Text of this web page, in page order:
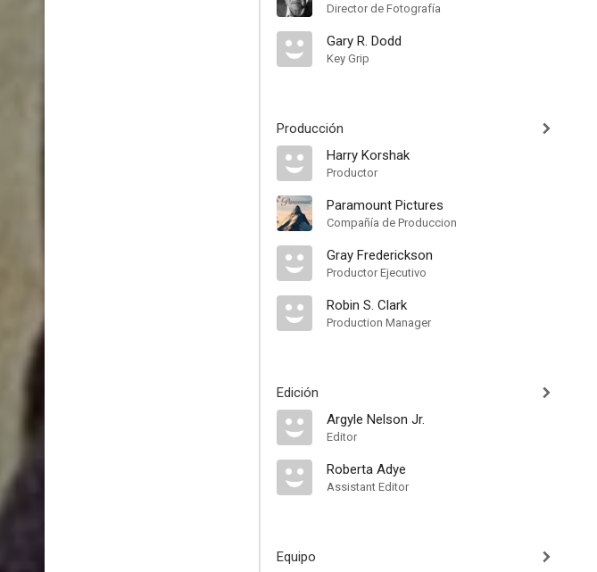
Director de Fotografía
Gary R. Dodd
Key Grip
Producción
Harry Korshak
Productor
Paramount Pictures
Compañía de Produccion
Gray Frederickson
Productor Ejecutivo
Robin S. Clark
Production Manager
Edición
Argyle Nelson Jr.
Editor
Roberta Adye
Assistant Editor
Equipo